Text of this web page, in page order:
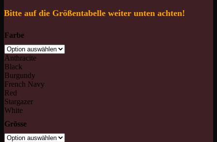
Bitte auf die Größentabelle weiter unten achten!
Farbe
Anthracite
Black
Burgundy
French Navy
Red
Stargazer
White
Grösse